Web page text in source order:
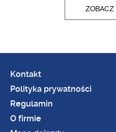
ZOBACZ
Kontakt
Polityka prywatności
Regulamin
O firmie